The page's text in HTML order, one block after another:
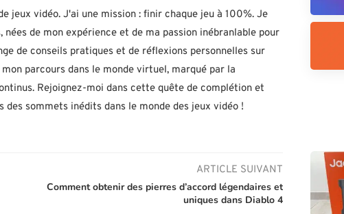
jeux vidéo. J'ai une mission : finir chaque jeu à 100%. Je
de mon expérience et de ma passion inébranlable pour
de conseils pratiques et de réflexions personnelles sur
parcours dans le monde virtuel, marqué par la
Rejoignez-moi dans cette quête de complétion et
sommets inédits dans le monde des jeux vidéo !
ARTICLE SUIVANT
Comment obtenir des pierres d’accord légendaires et
uniques dans Diablo 4